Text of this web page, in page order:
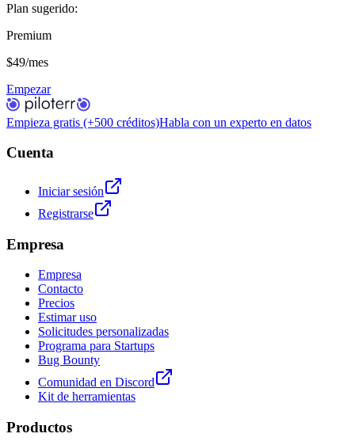
Plan sugerido:
Premium
$49/mes
Empezar
Empieza gratis (+500 créditos)Habla con un experto en datos
Cuenta
Iniciar sesión
Registrarse
Empresa
Empresa
Contacto
Precios
Estimar uso
Solicitudes personalizadas
Programa para Startups
Bug Bounty
Comunidad en Discord
Kit de herramientas
Productos